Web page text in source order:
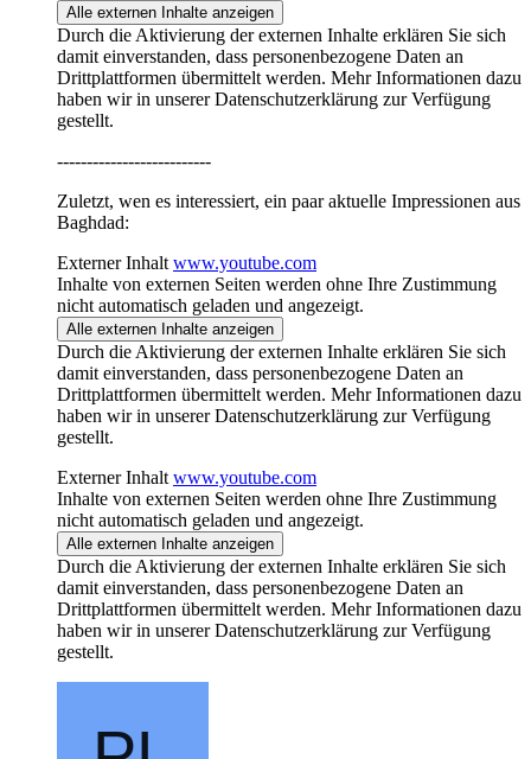
Alle externen Inhalte anzeigen
Durch die Aktivierung der externen Inhalte erklären Sie sich
damit einverstanden, dass personenbezogene Daten an
Drittplattformen übermittelt werden. Mehr Informationen dazu
haben wir in unserer Datenschutzerklärung zur Verfügung
gestellt.
--------------------------
Zuletzt, wen es interessiert, ein paar aktuelle Impressionen aus
Baghdad:
Externer Inhalt www.youtube.com
Inhalte von externen Seiten werden ohne Ihre Zustimmung
nicht automatisch geladen und angezeigt.
Alle externen Inhalte anzeigen
Durch die Aktivierung der externen Inhalte erklären Sie sich
damit einverstanden, dass personenbezogene Daten an
Drittplattformen übermittelt werden. Mehr Informationen dazu
haben wir in unserer Datenschutzerklärung zur Verfügung
gestellt.
Externer Inhalt www.youtube.com
Inhalte von externen Seiten werden ohne Ihre Zustimmung
nicht automatisch geladen und angezeigt.
Alle externen Inhalte anzeigen
Durch die Aktivierung der externen Inhalte erklären Sie sich
damit einverstanden, dass personenbezogene Daten an
Drittplattformen übermittelt werden. Mehr Informationen dazu
haben wir in unserer Datenschutzerklärung zur Verfügung
gestellt.